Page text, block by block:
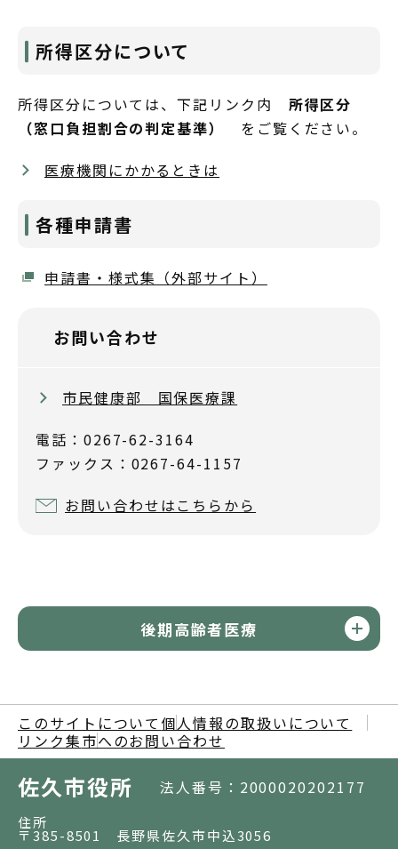
所得区分について
所得区分については、下記リンク内 所得区分
（窓口負担割合の判定基準）
をご覧ください。
医療機関にかかるときは
各種申請書
申請書・様式集（外部サイト）
お問い合わせ
市民健康部 国保医療課
電話：0267-62-3164
ファックス：0267-64-1157
お問い合わせはこちらから
後期高齢者医療
このサイトについて 個人情報の取扱いについて
リンク集市へのお問い合わせ
佐久市役所 法人番号：2000020202177
住所
〒385-8501 長野県佐久市中込3056